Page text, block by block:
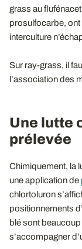
grass au
prosulfocarbe,
interculture
Sur ray-grass, il
l’association des
Une lutte
prélevée
Chimiquement, la
une application de
chlortoluron
positionnements
blé sont
s’accompagner